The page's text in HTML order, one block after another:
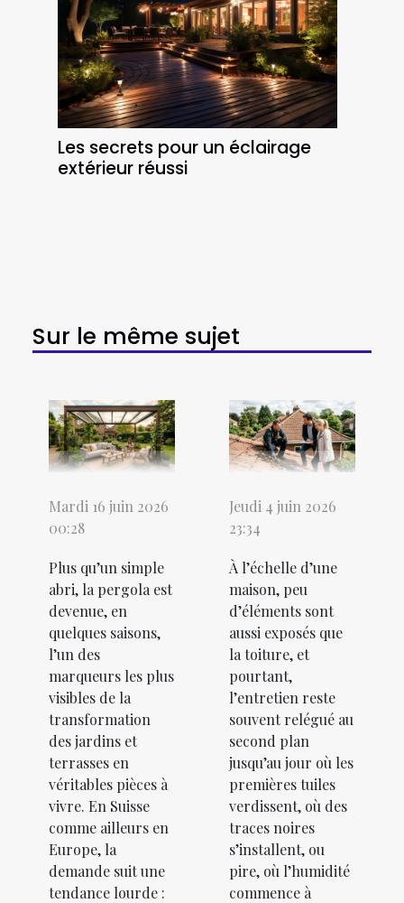
Les secrets pour un éclairage
extérieur réussi
Sur le même sujet
Mardi 16 juin 2026
00:28
Plus qu’un simple
abri, la pergola est
devenue, en
quelques saisons,
l’un des
marqueurs les plus
visibles de la
transformation
des jardins et
terrasses en
véritables pièces à
vivre. En Suisse
comme ailleurs en
Europe, la
demande suit une
tendance lourde :
Jeudi 4 juin 2026
23:34
À l’échelle d’une
maison, peu
d’éléments sont
aussi exposés que
la toiture, et
pourtant,
l’entretien reste
souvent relégué au
second plan
jusqu’au jour où les
premières tuiles
verdissent, où des
traces noires
s’installent, ou
pire, où l’humidité
commence à